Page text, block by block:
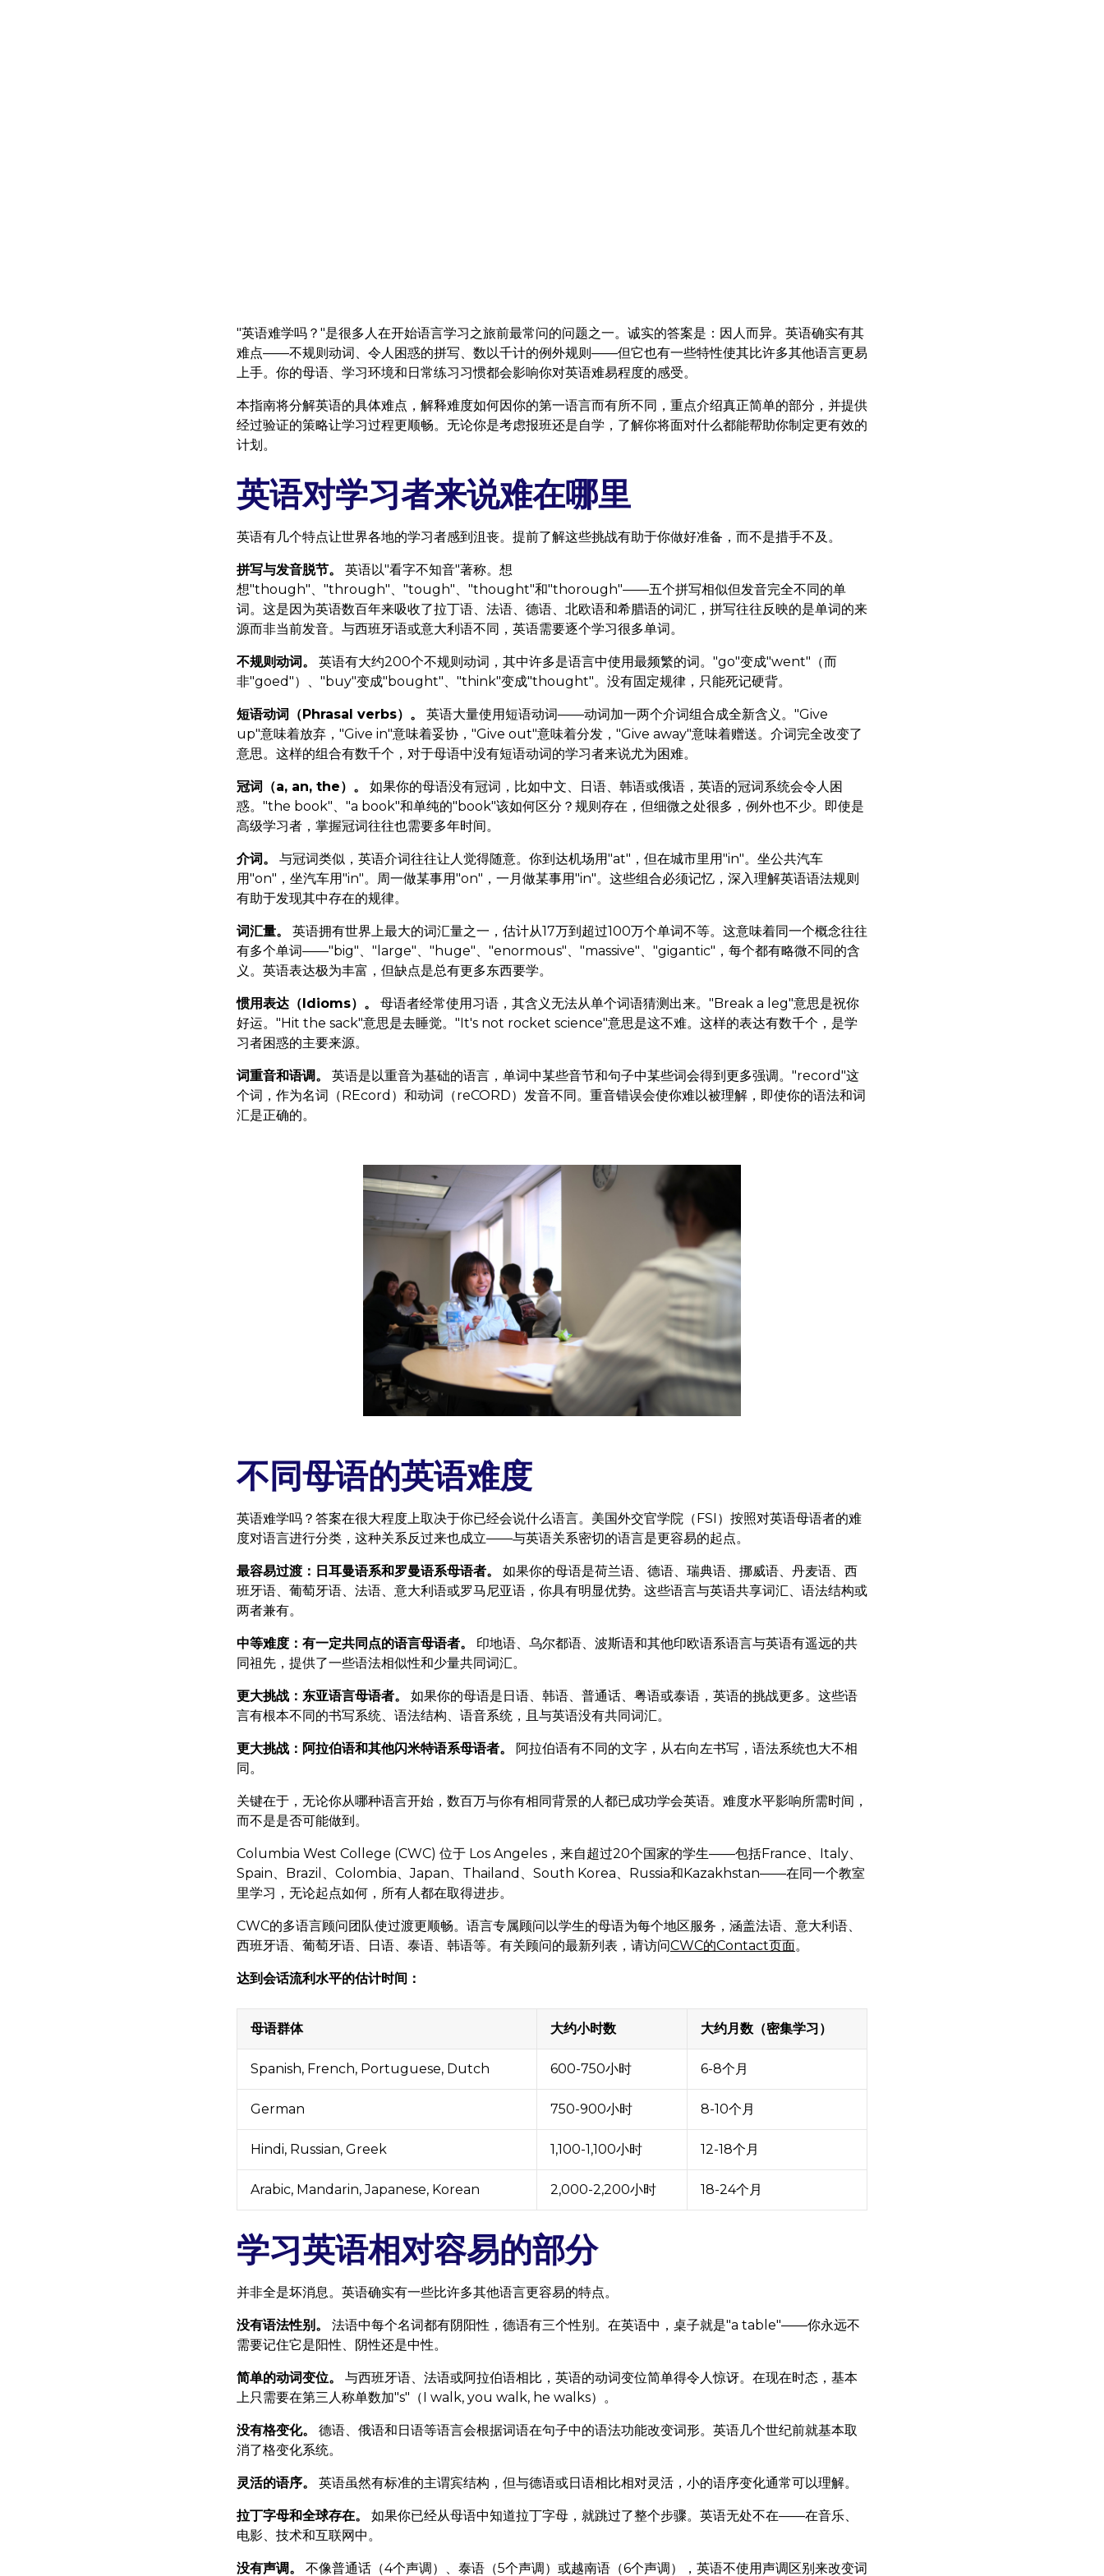
"英语难学吗？"是很多人在开始语言学习之旅前最常问的问题之一。诚实的答案是：因人而异。英语确实有其
难点——不规则动词、令人困惑的拼写、数以千计的例外规则——但它也有一些特性使其比许多其他语言更易
上手。你的母语、学习环境和日常练习习惯都会影响你对英语难易程度的感受。
本指南将分解英语的具体难点，解释难度如何因你的第一语言而有所不同，重点介绍真正简单的部分，并提供
经过验证的策略让学习过程更顺畅。无论你是考虑报班还是自学，了解你将面对什么都能帮助你制定更有效的
计划。
英语对学习者来说难在哪里
英语有几个特点让世界各地的学习者感到沮丧。提前了解这些挑战有助于你做好准备，而不是措手不及。
拼写与发音脱节。
英语以"看字不知音"著称。想
想"though"、"through"、"tough"、"thought"和"thorough"——五个拼写相似但发音完全不同的单
词。这是因为英语数百年来吸收了拉丁语、法语、德语、北欧语和希腊语的词汇，拼写往往反映的是单词的来
源而非当前发音。与西班牙语或意大利语不同，英语需要逐个学习很多单词。
不规则动词。
英语有大约200个不规则动词，其中许多是语言中使用最频繁的词。"go"变成"went"（而
非"goed"）、"buy"变成"bought"、"think"变成"thought"。没有固定规律，只能死记硬背。
短语动词（Phrasal verbs）。
英语大量使用短语动词——动词加一两个介词组合成全新含义。"Give
up"意味着放弃，"Give in"意味着妥协，"Give out"意味着分发，"Give away"意味着赠送。介词完全改变了
意思。这样的组合有数千个，对于母语中没有短语动词的学习者来说尤为困难。
冠词（a, an, the）。
如果你的母语没有冠词，比如中文、日语、韩语或俄语，英语的冠词系统会令人困
惑。"the book"、"a book"和单纯的"book"该如何区分？规则存在，但细微之处很多，例外也不少。即使是
高级学习者，掌握冠词往往也需要多年时间。
介词。
与冠词类似，英语介词往往让人觉得随意。你到达机场用"at"，但在城市里用"in"。坐公共汽车
用"on"，坐汽车用"in"。周一做某事用"on"，一月做某事用"in"。这些组合必须记忆，深入理解英语语法规则
有助于发现其中存在的规律。
词汇量。
英语拥有世界上最大的词汇量之一，估计从17万到超过100万个单词不等。这意味着同一个概念往往
有多个单词——"big"、"large"、"huge"、"enormous"、"massive"、"gigantic"，每个都有略微不同的含
义。英语表达极为丰富，但缺点是总有更多东西要学。
惯用表达（Idioms）。
母语者经常使用习语，其含义无法从单个词语猜测出来。"Break a leg"意思是祝你
好运。"Hit the sack"意思是去睡觉。"It's not rocket science"意思是这不难。这样的表达有数千个，是学
习者困惑的主要来源。
词重音和语调。
英语是以重音为基础的语言，单词中某些音节和句子中某些词会得到更多强调。"record"这
个词，作为名词（REcord）和动词（reCORD）发音不同。重音错误会使你难以被理解，即使你的语法和词
汇是正确的。
不同母语的英语难度
英语难学吗？答案在很大程度上取决于你已经会说什么语言。美国外交官学院（FSI）按照对英语母语者的难
度对语言进行分类，这种关系反过来也成立——与英语关系密切的语言是更容易的起点。
最容易过渡：日耳曼语系和罗曼语系母语者。
如果你的母语是荷兰语、德语、瑞典语、挪威语、丹麦语、西
班牙语、葡萄牙语、法语、意大利语或罗马尼亚语，你具有明显优势。这些语言与英语共享词汇、语法结构或
两者兼有。
中等难度：有一定共同点的语言母语者。
印地语、乌尔都语、波斯语和其他印欧语系语言与英语有遥远的共
同祖先，提供了一些语法相似性和少量共同词汇。
更大挑战：东亚语言母语者。
如果你的母语是日语、韩语、普通话、粤语或泰语，英语的挑战更多。这些语
言有根本不同的书写系统、语法结构、语音系统，且与英语没有共同词汇。
更大挑战：阿拉伯语和其他闪米特语系母语者。
阿拉伯语有不同的文字，从右向左书写，语法系统也大不相
同。
关键在于，无论你从哪种语言开始，数百万与你有相同背景的人都已成功学会英语。难度水平影响所需时间，
而不是是否可能做到。
Columbia West College (CWC) 位于 Los Angeles，来自超过20个国家的学生——包括France、Italy、
Spain、Brazil、Colombia、Japan、Thailand、South Korea、Russia和Kazakhstan——在同一个教室
里学习，无论起点如何，所有人都在取得进步。
CWC的多语言顾问团队使过渡更顺畅。语言专属顾问以学生的母语为每个地区服务，涵盖法语、意大利语、
西班牙语、葡萄牙语、日语、泰语、韩语等。有关顾问的最新列表，请访问CWC的Contact页面。
达到会话流利水平的估计时间：
母语群体 大约小时数 大约月数（密集学习）
Spanish, French, Portuguese, Dutch 600-750小时 6-8个月
German 750-900小时 8-10个月
Hindi, Russian, Greek 1,100-1,100小时 12-18个月
Arabic, Mandarin, Japanese, Korean 2,000-2,200小时 18-24个月
学习英语相对容易的部分
并非全是坏消息。英语确实有一些比许多其他语言更容易的特点。
没有语法性别。
法语中每个名词都有阴阳性，德语有三个性别。在英语中，桌子就是"a table"——你永远不
需要记住它是阳性、阴性还是中性。
简单的动词变位。
与西班牙语、法语或阿拉伯语相比，英语的动词变位简单得令人惊讶。在现在时态，基本
上只需要在第三人称单数加"s"（I walk, you walk, he walks）。
没有格变化。
德语、俄语和日语等语言会根据词语在句子中的语法功能改变词形。英语几个世纪前就基本取
消了格变化系统。
灵活的语序。 英语虽然有标准的主谓宾结构，但与德语或日语相比相对灵活，小的语序变化通常可以理解。
拉丁字母和全球存在。
如果你已经从母语中知道拉丁字母，就跳过了整个步骤。英语无处不在——在音乐、
电影、技术和互联网中。
没有声调。 不像普通话（4个声调）、泰语（5个声调）或越南语（6个声调），英语不使用声调区别来改变词